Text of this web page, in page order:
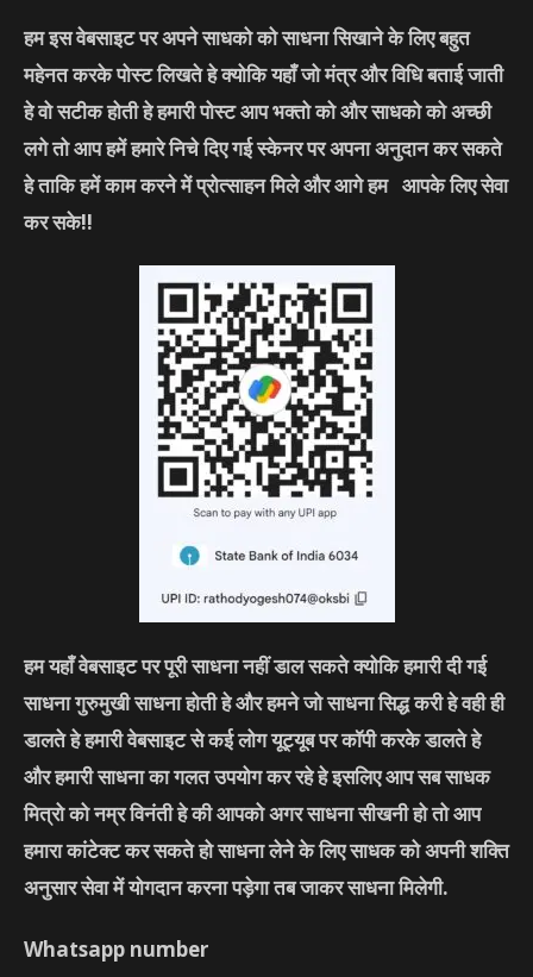
हम इस वेबसाइट पर अपने साधको को साधना सिखाने के लिए बहुत
महेनत करके पोस्ट लिखते हे क्योकि यहाँ जो मंत्र और विधि बताई जाती
हे वो सटीक होती हे हमारी पोस्ट आप भक्तो को और साधको को अच्छी
लगे तो आप हमें हमारे निचे दिए गई स्केनर पर अपना अनुदान कर सकते
हे ताकि हमें काम करने में प्रोत्साहन मिले और आगे हम आपके लिए सेवा
कर सके!!
हम यहाँ वेबसाइट पर पूरी साधना नहीं डाल सकते क्योकि हमारी दी गई
साधना गुरुमुखी साधना होती हे और हमने जो साधना सिद्ध करी हे वही ही
डालते हे हमारी वेबसाइट से कई लोग यूट्यूब पर कॉपी करके डालते हे
और हमारी साधना का गलत उपयोग कर रहे हे इसलिए आप सब साधक
मित्रो को नम्र विनंती हे की आपको अगर साधना सीखनी हो तो आप
हमारा कांटेक्ट कर सकते हो साधना लेने के लिए साधक को अपनी शक्ति
अनुसार सेवा में योगदान करना पड़ेगा तब जाकर साधना मिलेगी.
Whatsapp number